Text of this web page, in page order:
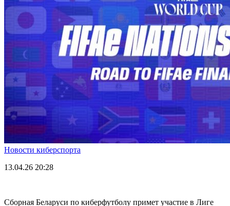
Новости киберспорта
13.04.26 20:28
Сборная Беларуси по киберфутболу примет участие в Лиге